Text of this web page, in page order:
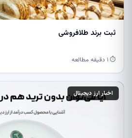
ثبت برند طلافروشی
⏱ ۱ دقیقه مطالعه
اخبار ارز دیجیتال